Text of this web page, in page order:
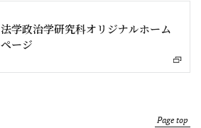
法学政治学研究科オリジナルホーム
ページ
Page top